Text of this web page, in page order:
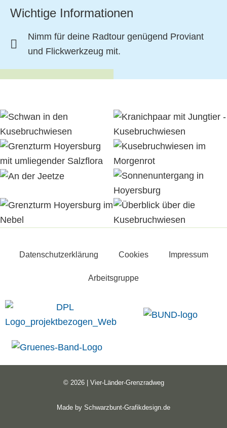
Wichtige Informationen
Nimm für deine Radtour genügend Proviant
und Flickwerkzeug mit.
Datenschutzerklärung Cookies Impressum
Arbeitsgruppe
© 2026 | Vier-Länder-Grenzradweg
Made by Schwarzbunt-Grafikdesign.de